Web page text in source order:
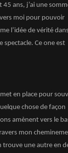
ans, j’ai une
moi pour pouvoir
l’idée de vérité
spectacle. Ce one est
en place pour
chose de façon
amènent vers le
mon
trouve une autre en